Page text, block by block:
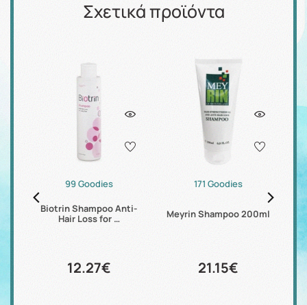
Σχετικά προϊόντα
99 Goodies
Biotrin Shampoo Anti-
Hair Loss for …
12.27€
171 Goodies
Meyrin Shampoo 200ml
21.15€